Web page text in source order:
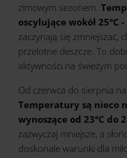
zimowym sezonem.
oscylujące wokół 25°C -
zaczynają się zmniejszać,
przelotne deszcze. To
aktywności na świeżym
Od czerwca do sierpnia
Temperatury są nieco
wynoszące od 23°C do
zazwyczaj mniejsze, a
doskonale warunki dla